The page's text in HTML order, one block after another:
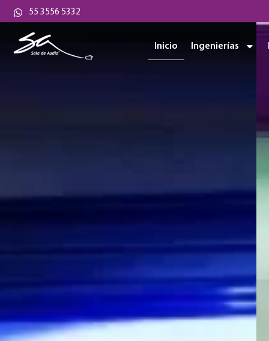
55 3556 5332
Inicio Ingenierías